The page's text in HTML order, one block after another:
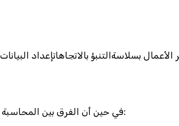
بسلاسةالتنبؤ بالاتجاهاتإعداد
في حين أن الفرق بين المحاسبة الادارية والمالية واضح مع وجود اختلافات رئيسية بينهما، إلا أن هناك العديد من أوجه التشابه أيضًا، وبعضها: